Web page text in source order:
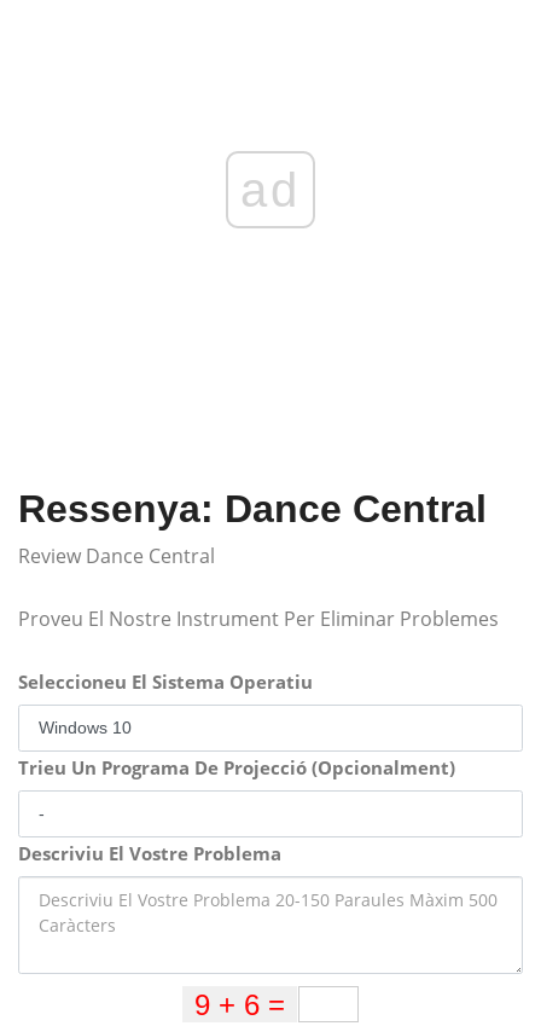
ad
Ressenya: Dance Central
Review Dance Central
Proveu El Nostre Instrument Per Eliminar Problemes
Seleccioneu El Sistema Operatiu
Trieu Un Programa De Projecció (Opcionalment)
Descriviu El Vostre Problema